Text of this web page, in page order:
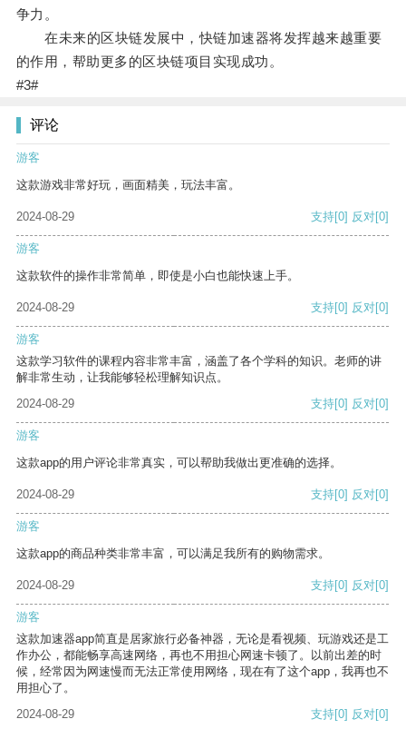
争力。
在未来的区块链发展中，快链加速器将发挥越来越重要
的作用，帮助更多的区块链项目实现成功。
#3#
评论
游客
这款游戏非常好玩，画面精美，玩法丰富。
2024-08-29 支持[0] 反对[0]
游客
这款软件的操作非常简单，即使是小白也能快速上手。
2024-08-29 支持[0] 反对[0]
游客
这款学习软件的课程内容非常丰富，涵盖了各个学科的知识。老师的讲
解非常生动，让我能够轻松理解知识点。
2024-08-29
支持[0] 反对[0]
游客
这款app的用户评论非常真实，可以帮助我做出更准确的选择。
2024-08-29 支持[0] 反对[0]
游客
这款app的商品种类非常丰富，可以满足我所有的购物需求。
2024-08-29 支持[0] 反对[0]
游客
这款加速器app简直是居家旅行必备神器，无论是看视频、玩游戏还是工
作办公，都能畅享高速网络，再也不用担心网速卡顿了。以前出差的时
候，经常因为网速慢而无法正常使用网络，现在有了这个app，我再也不
用担心了。
2024-08-29
支持[0] 反对[0]